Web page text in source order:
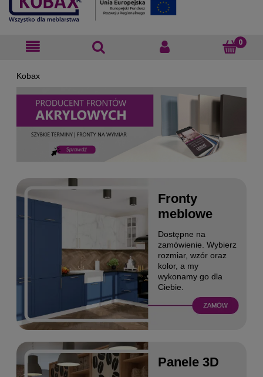
Fronty
meblowe
Dostępne na
zamówienie. Wybierz
rozmiar, wzór oraz
kolor, a my
wykonamy go dla
Ciebie.
Panele 3D